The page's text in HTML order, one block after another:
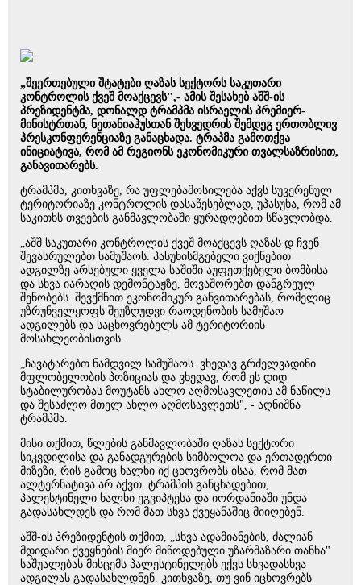
„შეერთებული შტატები ღაზას სექტორს საკუთარი
კონტროლის ქვეშ მოაქცევს",- ამის შესახებ აშშ-ის
პრეზიდენტმა, დონალდ ტრამპმა ისრაელის პრემიერ-
მინისტრთან, ნეთანიაჰუსთან შეხვედრის შემდეგ ერთობლივ
პრესკონფერენციაზე განაცხადა. ტრაპმა გამოთქვა
ინიციატივა, რომ ამ რეგიონს ეკონომიკური თვალსაზრისით,
განავითარებს.
ტრამპმა, კითხვაზე, რა უფლებამოსილება აქვს სუვერენულ
ტერიტორიაზე კონტროლის დასაწესებლად, უპასუხა, რომ ამ
საკითხს თვეების განმავლობაში ყურადღებით სწავლობდა.
„აშშ საკუთარი კონტროლის ქვეშ მოაქცევს ღაზას დ ჩვენ
შევასრულებთ სამუშაოს. პასუხისმგებელი ვიქნებით
ადგილზე არსებული ყველა საშიში აუფეთქებელი ბომბისა
და სხვა იარაღის დემონტაჟზე, მოვაშორებთ დანგრეულ
შენობებს. შევქმნით ეკონომიკურ განვითარებას, რომელიც
უზრუნველყოფს შეუზღუდვი რაოდენობის სამუშაო
ადგილებს და საცხოვრებელს ამ ტერიტორიის
მოსახლეობისთვის.
„ჩავატარებთ ნამდვილ სამუშაოს. ვხედავ გრძელვადინი
მფლობელობის პოზიციას და ვხედავ, რომ ეს დიდ
სტაბილურობას მოუტანს ახლო აღმოსავლეთის ამ ნაწილს
და შესაძლო მთელ ახლო აღმოსავლეთს", - აღნიშნა
ტრამპმა.
მისი თქმით, წლების განმავლობაში ღაზას სექტორი
სიკვდილისა და განადგურების სიმბოლოა და ერთადერთი
მიზეზი, რის გამოც ხალხი იქ ცხოვრობს ისაა, რომ მათ
ალტერნატივა არ აქვთ. ტრამპის განცხადებით,
პალესტინელი ხალხი ეგვიპტესა და იორდანიაში უნდა
გადასახლდეს და რომ მათ სხვა ქვეყანაშიც მიიღებენ.
აშშ-ის პრეზიდენტის თქმით, „სხვა ადამიანების, ძალიან
მდიდარი ქვეყნების მიერ მიწოდებული უზარმაზარი თანხა"
საშუალებას მისცემს პალესტინელებს ექვს სხვადასხვა
ადგილას გადასახლდნენ. კითხვაზე, თუ ვინ იცხოვრებს